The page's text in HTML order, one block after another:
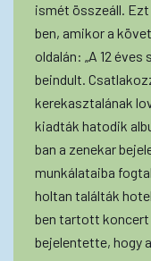
ismét összeáll.
ben, amikor a
oldalán: „A 12
beindult.
kerekasztalának
kiadták hatodik
ban a zenekar
munkálataiba
holtan találták
ben tartott koncert
bejelentette, hogy a